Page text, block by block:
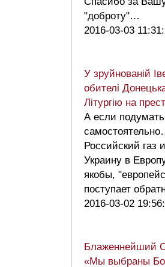
"доброту"…
2016-03-03
У зруйнованій
обителі
Літургію на
А если подумать
Российский газ
Украину в
якобы,
поступает
2016-03-02
Блаженнейший
«Мы выбраны